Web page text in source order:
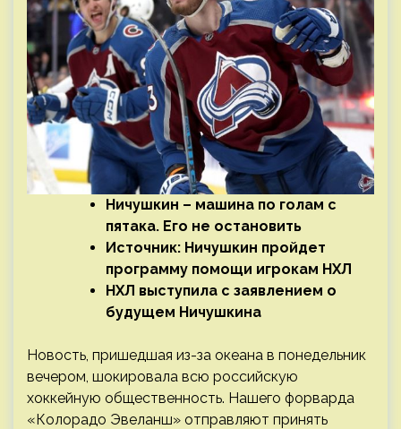
Ничушкин – машина по голам с
пятака. Его не остановить
Источник: Ничушкин пройдет
программу помощи игрокам НХЛ
НХЛ выступила с заявлением о
будущем Ничушкина
Новость, пришедшая из-за океана в понедельник
вечером, шокировала всю российскую
хоккейную общественность. Нашего форварда
«Колорадо Эвеланш» отправляют принять